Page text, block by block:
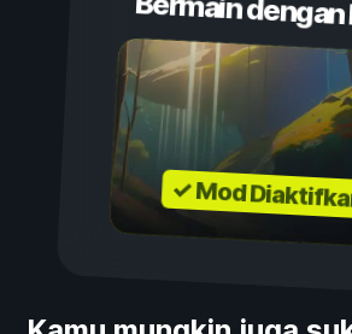
Bermain
✓ Mod